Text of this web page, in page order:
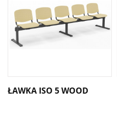
ŁAWKA ISO 5 WOOD